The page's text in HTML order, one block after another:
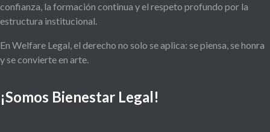
confianza, la formación continua y el respeto profundo por la
estructura institucional.
En Welfare Legal, el derecho no solo se aplica: se piensa, se honra
y se convierte en arte.
¡Somos Bienestar Legal!